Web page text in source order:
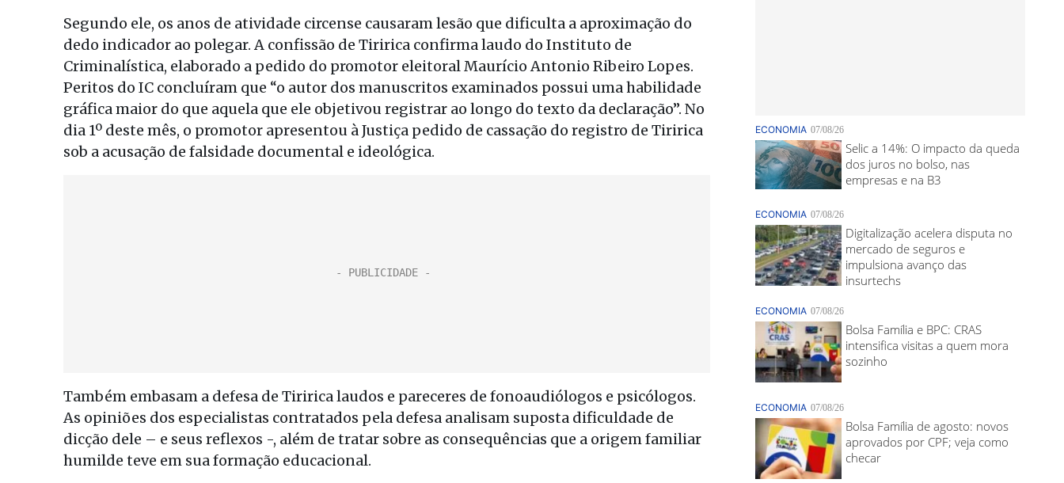
Segundo ele, os anos de atividade circense causaram lesão que dificulta a aproximação do
dedo indicador ao polegar. A confissão de Tiririca confirma laudo do Instituto de
Criminalística, elaborado a pedido do promotor eleitoral Maurício Antonio Ribeiro Lopes.
Peritos do IC concluíram que “o autor dos manuscritos examinados possui uma habilidade
gráfica maior do que aquela que ele objetivou registrar ao longo do texto da declaração”. No
dia 1º deste mês, o promotor apresentou à Justiça pedido de cassação do registro de Tiririca
sob a acusação de falsidade documental e ideológica.
Também embasam a defesa de Tiririca laudos e pareceres de fonoaudiólogos e psicólogos.
As opiniões dos especialistas contratados pela defesa analisam suposta dificuldade de
dicção dele – e seus reflexos -, além de tratar sobre as consequências que a origem familiar
humilde teve em sua formação educacional.